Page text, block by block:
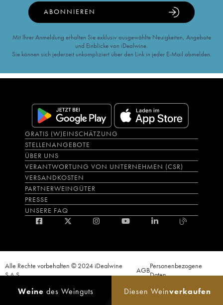
Weine des Weinguts Diesen Weinverkaufen
ABONNIEREN
Mit Ihrer Anmeldung erhalten Sie exklusiv ausgewählte Neuigkeiten, Angebote
und Einblicke von iDealwine.
Sie können sich jederzeit unkompliziert über den Link in jeder E-Mail abmelden.
GRATIS (W)EINSCHÄTZUNG
STELLENANGEBOTE
ÜBER UNS
VERANTWORTUNG VON UNTERNEHMEN (CSR)
VERSANDKOSTEN
PARTNERWEINGÜTER
PRESSE
UNSERE FAQ
Alle Rechte vorbehalten © 2024 iDealwine
S.A.S.
AGBPersonenbezogene
Daten
Verkaufs verlangt. CODE DE LA SANTÉ PUBLIQUE, ART.L.3342-1 et L.3353-3